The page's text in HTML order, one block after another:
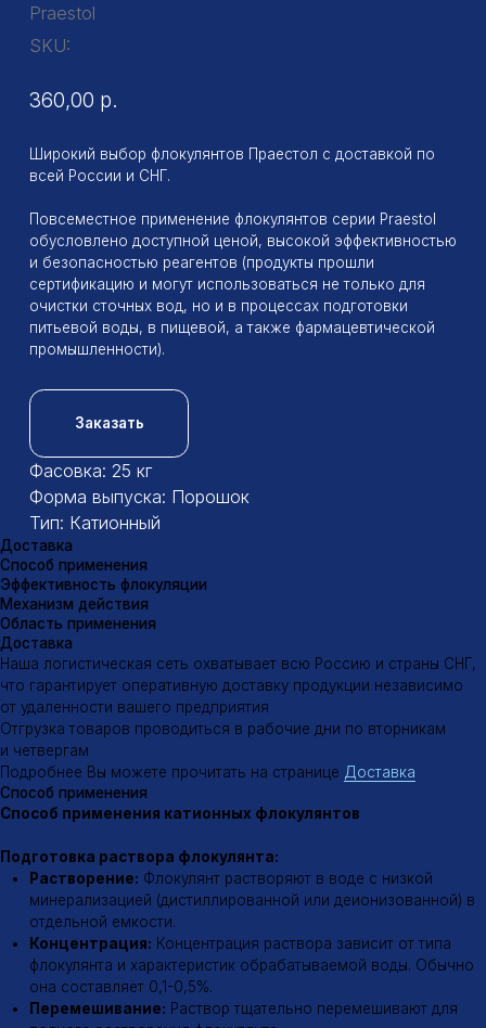
сертификацию и могут использоваться не только для
питьевой воды, в пищевой, а также фармацевтической
Фасовка: 25 кг
Форма выпуска: Порошок
Способ применения
Эффективность флокуляции
Механизм действия
Область применения
Доставка
Наша логистическая сеть охватывает всю Россию и страны СНГ,
что гарантирует оперативную доставку продукции независимо
от удаленности вашего предприятия
Отгрузка товаров проводиться в рабочие дни по вторникам
и четвергам
Способ применения
Способ применения катионных флокулянтов
Подготовка раствора флокулянта:
Растворение:Флокулянт растворяют в воде с низкой
минерализацией (дистиллированной или деионизованной) в
отдельной емкости.
Концентрация:Концентрация раствора зависит от типа
флокулянта и характеристик обрабатываемой воды. Обычно
Перемешивание:
полного растворения флокулянта.
Введение раствора в обрабатываемую воду:
Точка ввода:Раствор флокулянта вводят в поток
обрабатываемой воды в специальной точке, где
обеспечивается хорошее перемешивание.
дозирующих насосов или других дозирующих устройств.
Дозировка флокулянта подбирается опытным путем и
зависит от многих факторов, таких как концентрация
Флокуляция и осаждение:
Флокулятор:После введения флокулянта вода поступает в
флокулятор – специальное устройство, в котором создаются
В флокуляторе происходит медленное
перемешивание воды для обеспечения контакта частиц
загрязнений с молекулами флокулянта.
Осаждение:Образовавшиеся флокулы оседают на дно
Для получения более подробной информации о применении
катионных флокулянтов рекомендуем обратиться к нашим
специалистам в области водоподготовки
Эффективность флокуляции
Факторы, влияющие на эффективность флокуляции